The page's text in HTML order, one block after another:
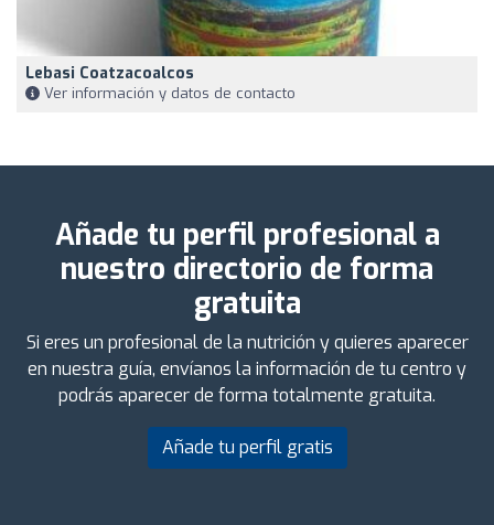
Lebasi Coatzacoalcos
Ver información y datos de contacto
Añade tu perfil profesional a
nuestro directorio de forma
gratuita
Si eres un profesional de la nutrición y quieres aparecer
en nuestra guía, envíanos la información de tu centro y
podrás aparecer de forma totalmente gratuita.
Añade tu perfil gratis